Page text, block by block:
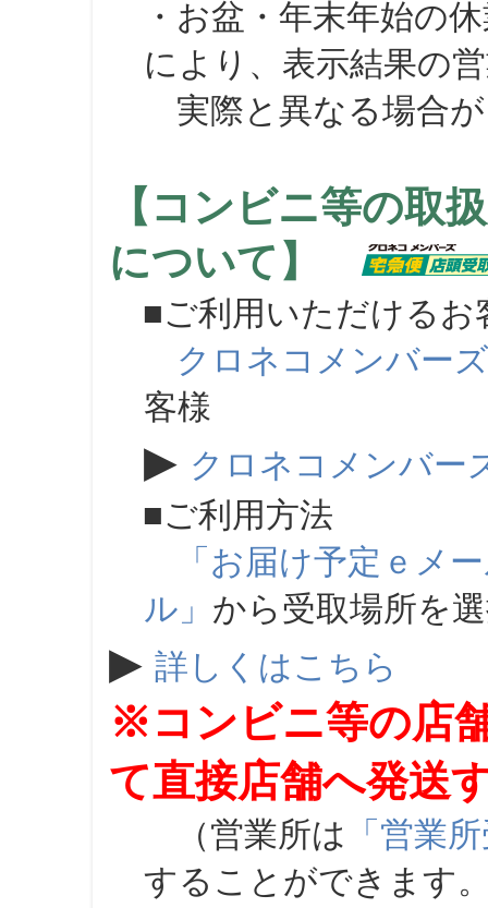
・お盆・年末年始の
により、表示結果の
実際と異なる場合が
【コンビニ等の取
について】
■ご利用いただけるお
クロネコメンバーズ
客様
▶ クロネコメンバー
■ご利用方法
「お届け予定ｅメ
ル」 から受取場所を
▶ 詳しくはこちら
※コンビニ等の店
て直接店舗へ発送
（営業所は 「営業
することができます